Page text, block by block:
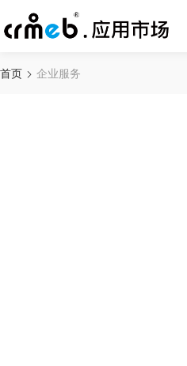
首页 企业服务